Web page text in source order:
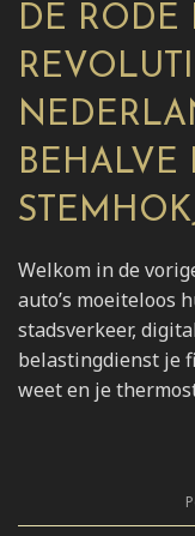
DE RODE
BEHALVE
Welkom in de
auto’s moeiteloos
stadsverkeer,
belastingdienst je
weet en je